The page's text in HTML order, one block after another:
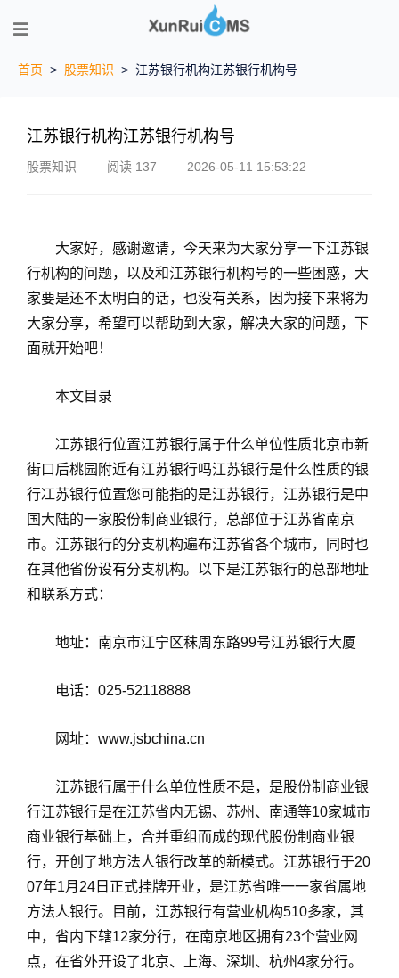
首页 > 股票知识 > 江苏银行机构江苏银行机构号
江苏银行机构江苏银行机构号
股票知识 阅读 137 2026-05-11 15:53:22
大家好，感谢邀请，今天来为大家分享一下江苏银
行机构的问题，以及和江苏银行机构号的一些困惑，大
家要是还不太明白的话，也没有关系，因为接下来将为
大家分享，希望可以帮助到大家，解决大家的问题，下
面就开始吧！
本文目录
冮苏银行位置江苏银行属于什么单位性质北京市新
街口后桃园附近有江苏银行吗江苏银行是什么性质的银
行冮苏银行位置您可能指的是江苏银行，江苏银行是中
国大陆的一家股份制商业银行，总部位于江苏省南京
市。江苏银行的分支机构遍布江苏省各个城市，同时也
在其他省份设有分支机构。以下是江苏银行的总部地址
和联系方式：
地址：南京市江宁区秣周东路99号江苏银行大厦
电话：025-52118888
网址：www.jsbchina.cn
江苏银行属于什么单位性质不是，是股份制商业银
行江苏银行是在江苏省内无锡、苏州、南通等10家城市
商业银行基础上，合并重组而成的现代股份制商业银
行，开创了地方法人银行改革的新模式。江苏银行于20
07年1月24日正式挂牌开业，是江苏省唯一一家省属地
方法人银行。目前，江苏银行有营业机构510多家，其
中，省内下辖12家分行，在南京地区拥有23个营业网
点，在省外开设了北京、上海、深圳、杭州4家分行。